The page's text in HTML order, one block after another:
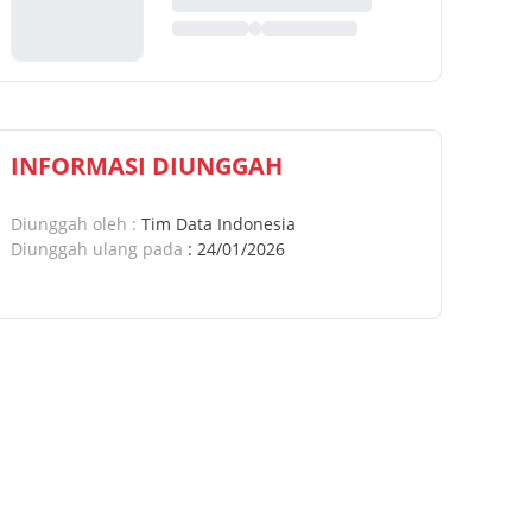
INFORMASI DIUNGGAH
Diunggah oleh : Tim Data Indonesia
Diunggah ulang pada : 24/01/2026